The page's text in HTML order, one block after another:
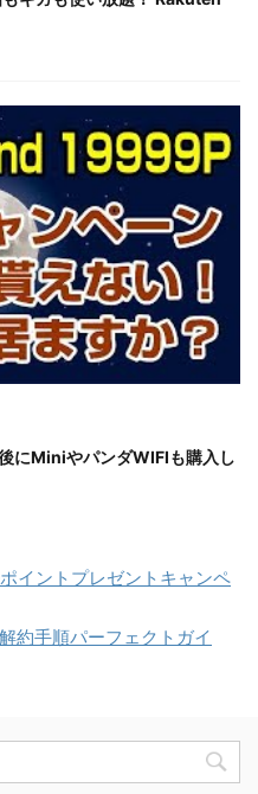
にMiniやパンダWIFIも購入し
イントプレゼントキャンペ
約手順パーフェクトガイ